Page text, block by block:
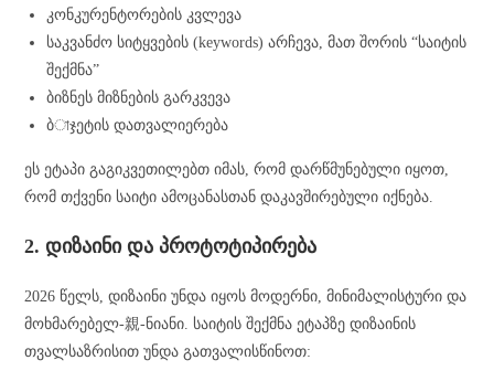
კონკურენტორების კვლევა
საკვანძო სიტყვების (keywords) არჩევა, მათ შორის “საიტის
შექმნა”
ბიზნეს მიზნების გარკვევა
ბাჯეტის დათვალიერება
ეს ეტაპი გაგიკვეთილებთ იმას, რომ დარწმუნებული იყოთ,
რომ თქვენი საიტი ამოცანასთან დაკავშირებული იქნება.
2. დიზაინი და პროტოტიპირება
2026 წელს, დიზაინი უნდა იყოს მოდერნი, მინიმალისტური და
მოხმარებელ-親-ნიანი. საიტის შექმნა ეტაპზე დიზაინის
თვალსაზრისით უნდა გათვალისწინოთ: